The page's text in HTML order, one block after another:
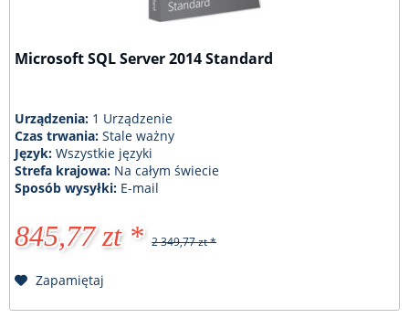
Microsoft SQL Server 2014 Standard
Urządzenia: 1 Urządzenie
Czas trwania:Stale ważny
Język:Wszystkie języki
Strefa krajowa: Na całym świecie
Sposób wysyłki: E-mail
845,77 zt * 2 349,77 zt *
Zapamiętaj